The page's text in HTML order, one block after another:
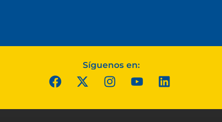
Síguenos en: